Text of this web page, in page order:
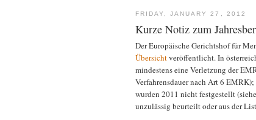
FRIDAY, JANUARY 27, 2012
Kurze Notiz zum
Der Europäische Gerichtshof für
Übersichtveröffentlicht. In
mindestens eine Verletzung der
Verfahrensdauer nach Art 6
wurden 2011 nicht festgestellt
unzulässig beurteilt oder aus der